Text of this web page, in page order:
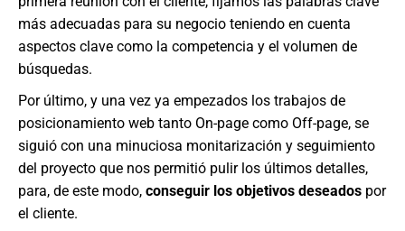
más adecuadas para su negocio teniendo en cuenta
aspectos clave como la competencia y el volumen de
búsquedas.
Por último, y una vez ya empezados los trabajos de
posicionamiento web tanto On-page como Off-page, se
siguió con una minuciosa monitarización y seguimiento
del proyecto que nos permitió pulir los últimos detalles,
para, de este modo, conseguir los objetivos deseados por
el cliente.